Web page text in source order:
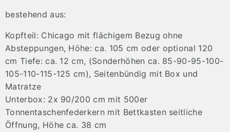
bestehend aus:
Kopfteil: Chicago mit flächigem Bezug ohne
Absteppungen, Höhe: ca. 105 cm oder optional 120
cm Tiefe: ca. 12 cm, (Sonderhöhen ca. 85-90-95-100-
105-110-115-125 cm), Seitenbündig mit Box und
Matratze
Unterbox: 2x 90/200 cm mit 500er
Tonnentaschenfederkern mit Bettkasten seitliche
Öffnung, Höhe ca. 38 cm